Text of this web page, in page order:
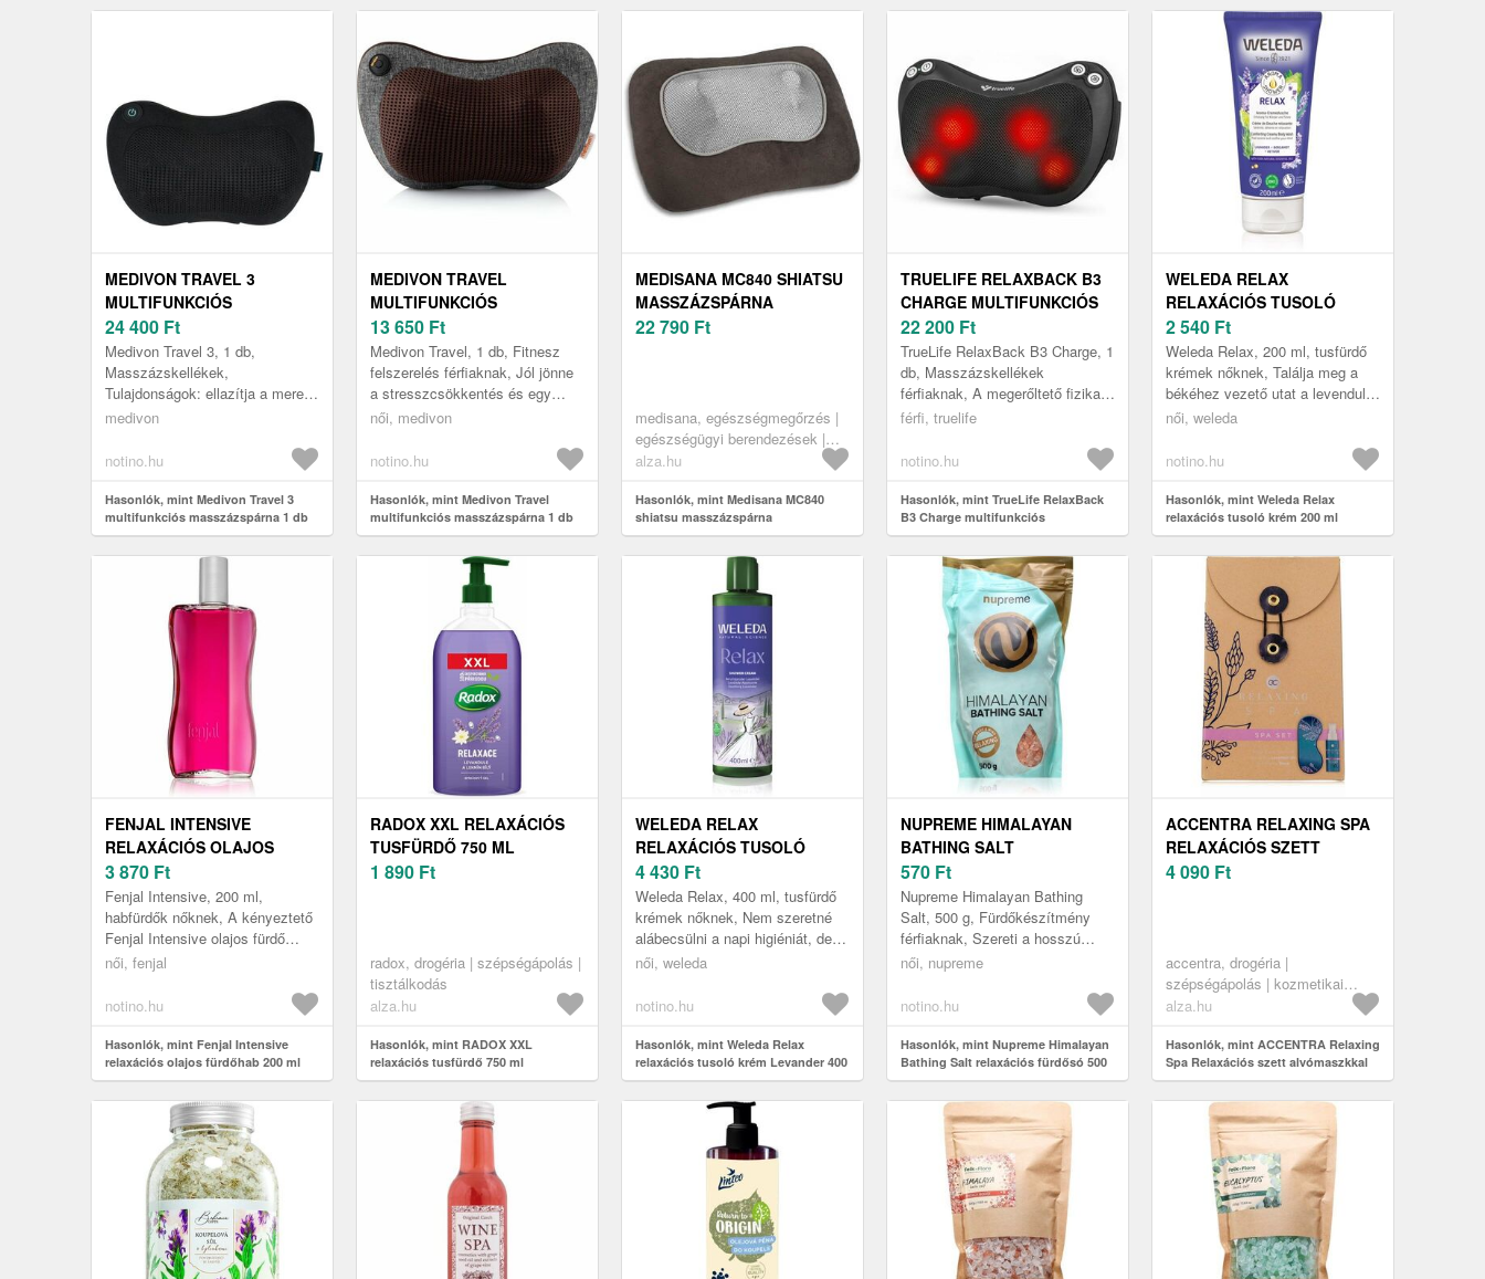
MEDIVON TRAVEL 3
MULTIFUNKCIÓS
MASSZÁZSPÁRNA 1 DB
24 400 Ft
Medivon Travel 3, 1 db,
Masszázskellékek,
Tulajdonságok: ellazítja a merev
izmokat megszünteti a stresszt
és a l...
medivon
notino.hu
Hasonlók, mint Medivon Travel 3
multifunkciós masszázspárna 1 db
MEDIVON TRAVEL
MULTIFUNKCIÓS
MASSZÁZSPÁRNA 1 DB
13 650 Ft
Medivon Travel, 1 db, Fitnesz
felszerelés férfiaknak, Jól jönne
a stresszcsökkentés és egy
masszázs a merev izmokra? Ez
női, medivon
notino.hu
Hasonlók, mint Medivon Travel
multifunkciós masszázspárna 1 db
MEDISANA MC840 SHIATSU
MASSZÁZSPÁRNA
22 790 Ft
medisana, egészségmegőrzés |
egészségügyi berendezések |
masszírozó gépek
alza.hu
Hasonlók, mint Medisana MC840
shiatsu masszázspárna
TRUELIFE RELAXBACK B3
CHARGE MULTIFUNKCIÓS
MASSZÁZSPÁRNA 1 DB
22 200 Ft
TrueLife RelaxBack B3 Charge, 1
db, Masszázskellékek
férfiaknak, A megerőltető fizikai
tevékenységek után a teljes test,
férfi, truelife
notino.hu
Hasonlók, mint TrueLife RelaxBack
B3 Charge multifunkciós
masszázspárna 1 db
WELEDA RELAX
RELAXÁCIÓS TUSOLÓ
KRÉM 200 ML
2 540 Ft
Weleda Relax, 200 ml, tusfürdő
krémek nőknek, Találja meg a
békéhez vezető utat a levendula
aromájú Weleda Relax relaxációs
női, weleda
notino.hu
Hasonlók, mint Weleda Relax
relaxációs tusoló krém 200 ml
FENJAL INTENSIVE
RELAXÁCIÓS OLAJOS
FÜRDŐHAB 200 ML
3 870 Ft
Fenjal Intensive, 200 ml,
habfürdők nőknek, A kényeztető
Fenjal Intensive olajos fürdő
ellazítja a fájó testét és eltölti a
női, fenjal
notino.hu
Hasonlók, mint Fenjal Intensive
relaxációs olajos fürdőhab 200 ml
RADOX XXL RELAXÁCIÓS
TUSFÜRDŐ 750 ML
1 890 Ft
radox, drogéria | szépségápolás |
tisztálkodás
alza.hu
Hasonlók, mint RADOX XXL
relaxációs tusfürdő 750 ml
WELEDA RELAX
RELAXÁCIÓS TUSOLÓ
KRÉM LEVANDER 400 ML
4 430 Ft
Weleda Relax, 400 ml, tusfürdő
krémek nőknek, Nem szeretné
alábecsülni a napi higiéniát, de a
bőre hajlamos a túlzott
...
női, weleda
notino.hu
Hasonlók, mint Weleda Relax
relaxációs tusoló krém Levander 400
ml
NUPREME HIMALAYAN
BATHING SALT
RELAXÁCIÓS FÜRDŐSÓ 500
G
570 Ft
Nupreme Himalayan Bathing
Salt, 500 g, Fürdőkészítmény
férfiaknak, Szereti a hosszú
fürdőket egy forró vízzel teli
H...
női, nupreme
notino.hu
Hasonlók, mint Nupreme Himalayan
Bathing Salt relaxációs fürdősó 500
g
ACCENTRA RELAXING SPA
RELAXÁCIÓS SZETT
ALVÓMASZKKAL
4 090 Ft
accentra, drogéria |
szépségápolás | kozmetikai
szettek
alza.hu
Hasonlók, mint ACCENTRA Relaxing
Spa Relaxációs szett alvómaszkkal